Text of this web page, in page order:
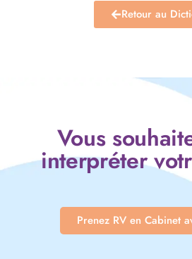
Retour au
Vous
interpréter
Prenez RV en Cabinet